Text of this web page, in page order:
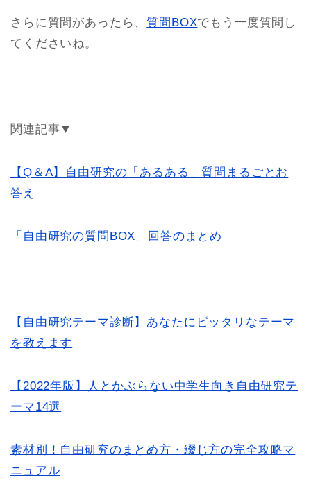
さらに質問があったら、質問BOXでもう一度質問し
てくださいね。
関連記事▼
【Q＆A】自由研究の「あるある」質問まるごとお
答え
「自由研究の質問BOX」回答のまとめ
【自由研究テーマ診断】あなたにピッタリなテーマ
を教えます
【2022年版】人とかぶらない中学生向き自由研究テ
ーマ14選
素材別！自由研究のまとめ方・綴じ方の完全攻略マ
ニュアル